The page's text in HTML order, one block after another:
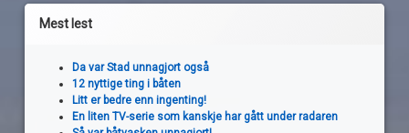
Mest lest
Da var Stad unnagjort også
12 nyttige ting i båten
Litt er bedre enn ingenting!
En liten TV-serie som kanskje har gått under radaren